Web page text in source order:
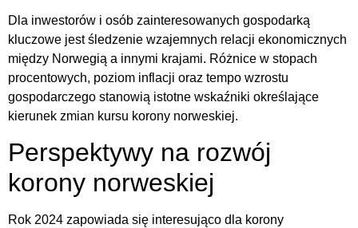
Dla inwestorów i osób zainteresowanych gospodarką
kluczowe jest śledzenie wzajemnych relacji ekonomicznych
między Norwegią a innymi krajami. Różnice w stopach
procentowych, poziom inflacji oraz tempo wzrostu
gospodarczego stanowią istotne wskaźniki określające
kierunek zmian kursu korony norweskiej.
Perspektywy na rozwój
korony norweskiej
Rok 2024 zapowiada się interesująco dla korony